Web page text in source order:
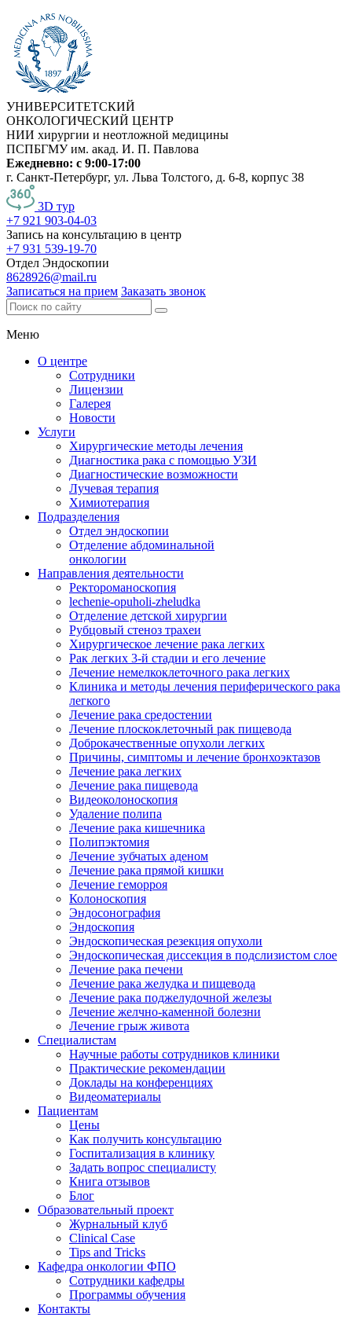
УНИВЕРСИТЕТСКИЙ
ОНКОЛОГИЧЕСКИЙ ЦЕНТР
НИИ хирургии и неотложной медицины
ПСПБГМУ им. акад. И. П. Павлова
Ежедневно: с 9:00-17:00
г. Санкт-Петербург, ул. Льва Толстого, д. 6-8, корпус 38
3D тур
+7 921 903-04-03
Запись на консультацию в центр
+7 931 539-19-70
Отдел Эндоскопии
8628926@mail.ru
Записаться на прием Заказать звонок
Меню
О центре
Сотрудники
Лицензии
Галерея
Новости
Услуги
Хирургические методы лечения
Диагностика рака с помощью УЗИ
Диагностические возможности
Лучевая терапия
Химиотерапия
Подразделения
Отдел эндоскопии
Отделение абдоминальной
онкологии
Направления деятельности
Ректороманоскопия
lechenie-opuholi-zheludka
Отделение детской хирургии
Рубцовый стеноз трахеи
Хирургическое лечение рака легких
Рак легких 3-й стадии и его лечение
Лечение немелкоклеточного рака легких
Клиника и методы лечения периферического рака
легкого
Лечение рака средостении
Лечение плоскоклеточный рак пищевода
Доброкачественные опухоли легких
Причины, симптомы и лечение бронхоэктазов
Лечение рака легких
Лечение рака пищевода
Видеоколоноскопия
Удаление полипа
Лечение рака кишечника
Полипэктомия
Лечение зубчатых аденом
Лечение рака прямой кишки
Лечение геморроя
Колоноскопия
Эндосонография
Эндоскопия
Эндоскопическая резекция опухоли
Эндоскопическая диссекция в подслизистом слое
Лечение рака печени
Лечение рака желудка и пищевода
Лечение рака поджелудочной железы
Лечение желчно-каменной болезни
Лечение грыж живота
Специалистам
Научные работы сотрудников клиники
Практические рекомендации
Доклады на конференциях
Видеоматериалы
Пациентам
Цены
Как получить консультацию
Госпитализация в клинику
Задать вопрос специалисту
Книга отзывов
Блог
Образовательный проект
Журнальный клуб
Clinical Case
Tips and Tricks
Кафедра онкологии ФПО
Сотрудники кафедры
Программы обучения
Контакты